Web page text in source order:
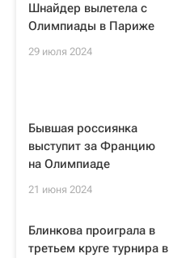
Шнайдер вылетела с
Олимпиады в Париже
29 июля 2024
Бывшая россиянка
выступит за Францию
на Олимпиаде
21 июня 2024
Блинкова проиграла в
третьем круге турнира в